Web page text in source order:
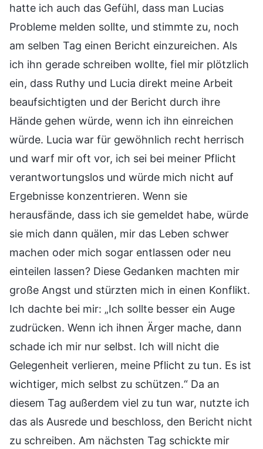
hatte ich auch das Gefühl, dass man Lucias
Probleme melden sollte, und stimmte zu, noch
am selben Tag einen Bericht einzureichen. Als
ich ihn gerade schreiben wollte, fiel mir plötzlich
ein, dass Ruthy und Lucia direkt meine Arbeit
beaufsichtigten und der Bericht durch ihre
Hände gehen würde, wenn ich ihn einreichen
würde. Lucia war für gewöhnlich recht herrisch
und warf mir oft vor, ich sei bei meiner Pflicht
verantwortungslos und würde mich nicht auf
Ergebnisse konzentrieren. Wenn sie
herausfände, dass ich sie gemeldet habe, würde
sie mich dann quälen, mir das Leben schwer
machen oder mich sogar entlassen oder neu
einteilen lassen? Diese Gedanken machten mir
große Angst und stürzten mich in einen Konflikt.
Ich dachte bei mir: „Ich sollte besser ein Auge
zudrücken. Wenn ich ihnen Ärger mache, dann
schade ich mir nur selbst. Ich will nicht die
Gelegenheit verlieren, meine Pflicht zu tun. Es ist
wichtiger, mich selbst zu schützen.“ Da an
diesem Tag außerdem viel zu tun war, nutzte ich
das als Ausrede und beschloss, den Bericht nicht
zu schreiben. Am nächsten Tag schickte mir